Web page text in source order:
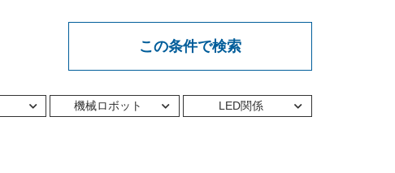
この条件で検索
機械ロボット LED関係